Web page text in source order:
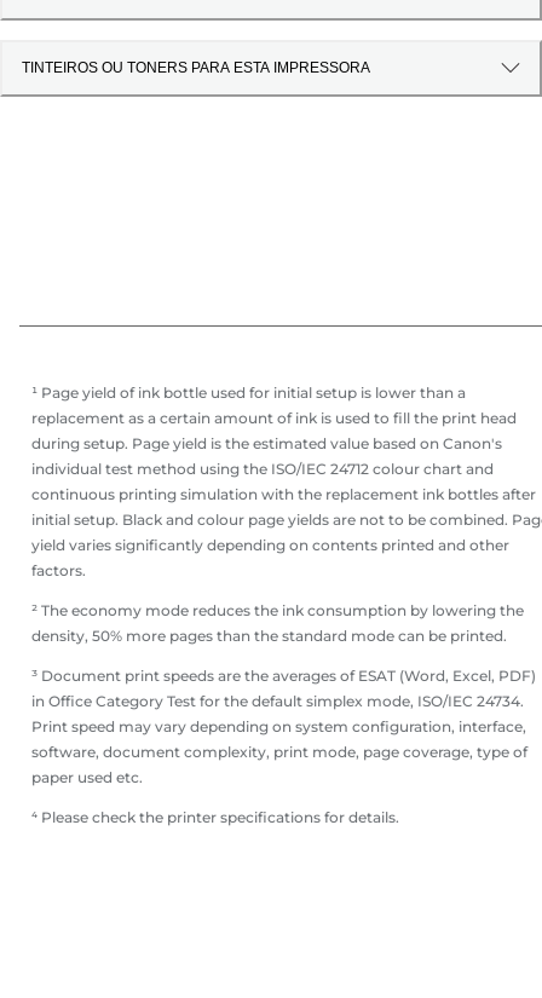
TINTEIROS OU TONERS PARA ESTA IMPRESSORA
¹ Page yield of ink bottle used for initial setup is lower than a
replacement as a certain amount of ink is used to fill the print head
during setup. Page yield is the estimated value based on Canon's
individual test method using the ISO/IEC 24712 colour chart and
continuous printing simulation with the replacement ink bottles after
initial setup. Black and colour page yields are not to be combined.
yield varies significantly depending on contents printed and other
factors.
² The economy mode reduces the ink consumption by lowering the
density, 50% more pages than the standard mode can be printed.
³ Document print speeds are the averages of ESAT (Word, Excel, PDF)
in Office Category Test for the default simplex mode, ISO/IEC 24734.
Print speed may vary depending on system configuration, interface,
software, document complexity, print mode, page coverage, type of
paper used etc.
⁴ Please check the printer specifications for details.